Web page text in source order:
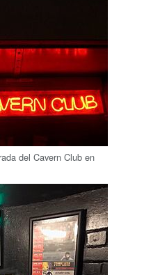
del Cavern Club en